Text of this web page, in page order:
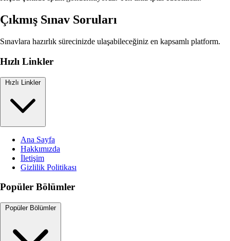
Çıkmış Sınav Soruları
Sınavlara hazırlık sürecinizde ulaşabileceğiniz en kapsamlı platform.
Hızlı Linkler
Hızlı Linkler
Ana Sayfa
Hakkımızda
İletişim
Gizlilik Politikası
Popüler Bölümler
Popüler Bölümler